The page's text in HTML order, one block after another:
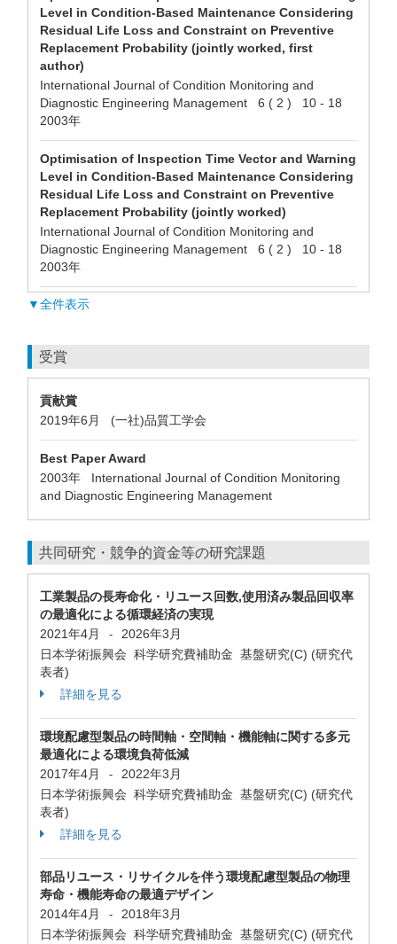
Level in Condition-Based Maintenance Considering
Residual Life Loss and Constraint on Preventive
Replacement Probability (jointly worked, first
author)
International Journal of Condition Monitoring and
Diagnostic Engineering Management 6 ( 2 ) 10 - 18
2003年
Optimisation of Inspection Time Vector and Warning
Level in Condition-Based Maintenance Considering
Residual Life Loss and Constraint on Preventive
Replacement Probability (jointly worked)
International Journal of Condition Monitoring and
Diagnostic Engineering Management 6 ( 2 ) 10 - 18
2003年
▼全件表示
受賞
貢献賞
2019年6月 (一社)品質工学会
Best Paper Award
2003年 International Journal of Condition Monitoring
and Diagnostic Engineering Management
共同研究・競争的資金等の研究課題
工業製品の長寿命化・リユース回数,使用済み製品回収率
の最適化による循環経済の実現
2021年4月
-
2026年3月
日本学術振興会 科学研究費補助金 基盤研究(C) (研究代
表者)
詳細を見る
環境配慮型製品の時間軸・空間軸・機能軸に関する多元
最適化による環境負荷低減
2017年4月
-
2022年3月
日本学術振興会 科学研究費補助金 基盤研究(C) (研究代
表者)
詳細を見る
部品リユース・リサイクルを伴う環境配慮型製品の物理
寿命・機能寿命の最適デザイン
2014年4月
-
2018年3月
日本学術振興会 科学研究費補助金 基盤研究(C) (研究代